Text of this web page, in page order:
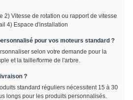
2) Vitesse de rotation ou rapport de vitesse
4) Espace d'installation
pour vos moteurs standard ?
selon votre demande pour la
et la taille/forme de l'arbre.
?
standard réguliers nécessitent 15 à 30
longs pour les produits personnalisés.